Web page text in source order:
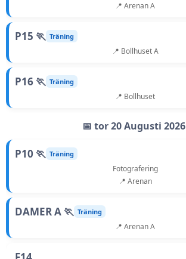
📍 Arenan A
P15 🏃 Träning
📍 Bollhuset A
P16 🏃 Träning
📍 Bollhuset
📅 tor 20 Augusti 2026
P10 🏃 Träning
Fotografering
📍 Arenan
DAMER A 🏃 Träning
📍 Arenan A